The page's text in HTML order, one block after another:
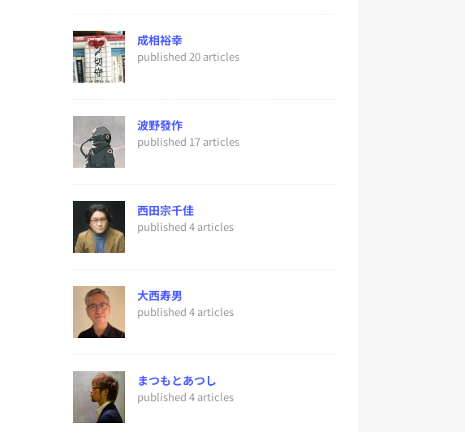
成相裕幸
published 20 articles
波野發作
published 17 articles
西田宗千佳
published 4 articles
大西寿男
published 4 articles
まつもとあつし
published 4 articles